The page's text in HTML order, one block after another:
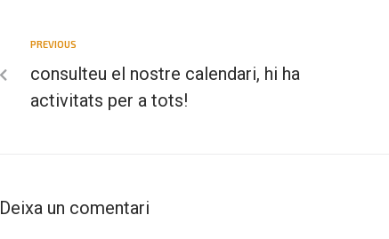
PREVIOUS
consulteu el nostre calendari, hi ha
activitats per a tots!
Deixa un comentari